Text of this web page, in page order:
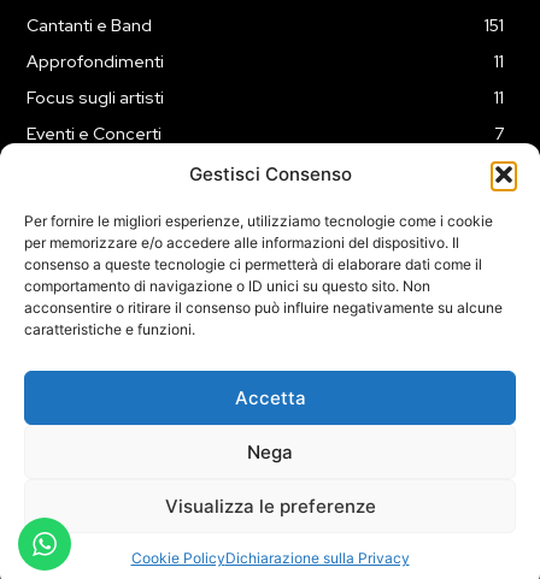
Gestisci Consenso
Per fornire le migliori esperienze, utilizziamo tecnologie come i cookie
per memorizzare e/o accedere alle informazioni del dispositivo. Il
consenso a queste tecnologie ci permetterà di elaborare dati come il
comportamento di navigazione o ID unici su questo sito. Non
acconsentire o ritirare il consenso può influire negativamente su alcune
caratteristiche e funzioni.
Accetta
Nega
Visualizza le preferenze
Cookie PolicyDichiarazione sulla Privacy
Cantanti e Band
151
Approfondimenti
11
Focus sugli artisti
11
Eventi e Concerti
7
3
COOKIE POLICY (UE)
Sede legale in Via Alessio Baldovinetti 13 - 00142 - Roma - P.Iva: